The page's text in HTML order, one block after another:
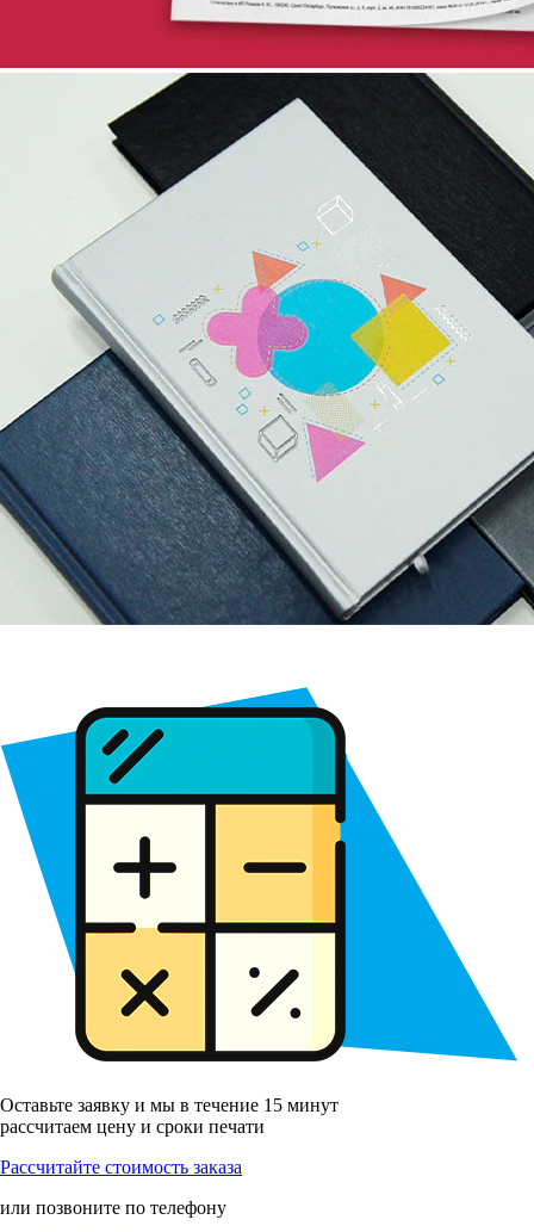
Оставьте заявку и мы в течение 15 минут
рассчитаем цену и сроки печати
Рассчитайте стоимость заказа
или позвоните по телефону